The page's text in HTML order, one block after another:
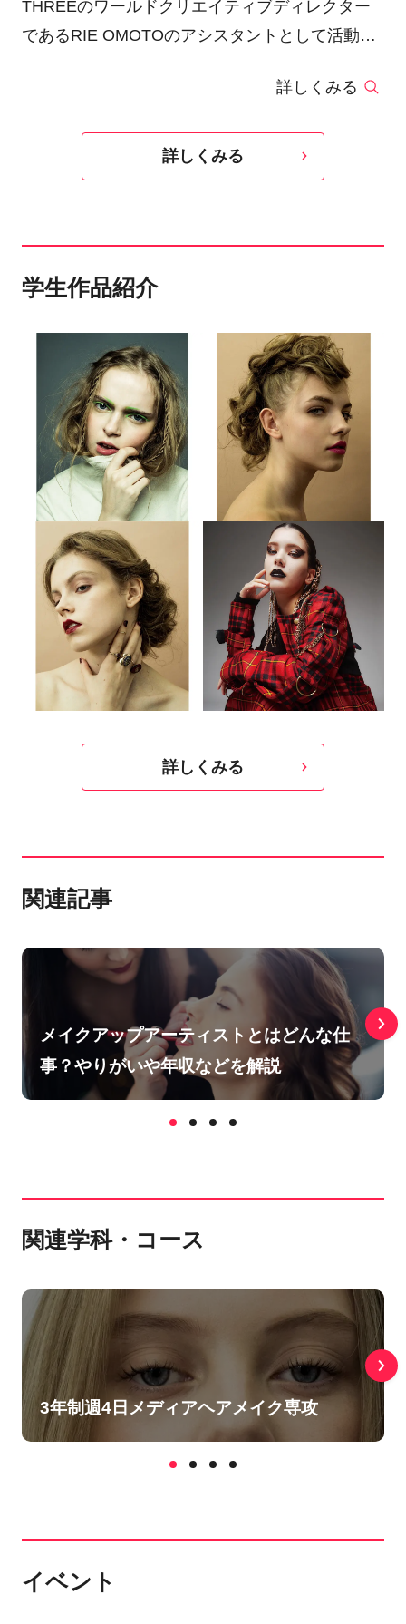
THREEのワールドクリエイティブディレクター
であるRIE OMOTOのアシスタントとして活動を
VOGUE（us）、Harperʼs Bazaar（us）、
NY COLLECTIONのバックステージに参加。独立
し帰国後、アーティストエージェンシー3rdに所
み、ミッドタウンでの個展を開催。コスメブラン
とのコラボレーションも行う。
詳しくみる
詳しくみる
学生作品紹介
詳しくみる
関連記事
メイクアップアーティストとはどんな仕
事？やりがいや年収などを解説
関連学科・コース
3年制週4日メディアヘアメイク専攻
イベント